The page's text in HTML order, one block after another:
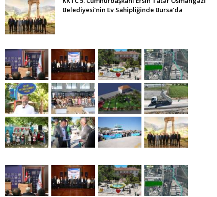
Belediyesi’nin Ev Sahipliğinde Bursa’da